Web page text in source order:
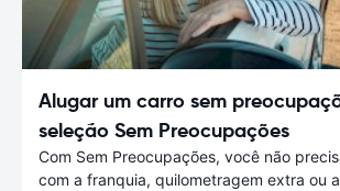
Alugar um carro sem
seleção Sem Preocupações
Com Sem Preocupações, você não
com a franquia, quilometragem extra ou